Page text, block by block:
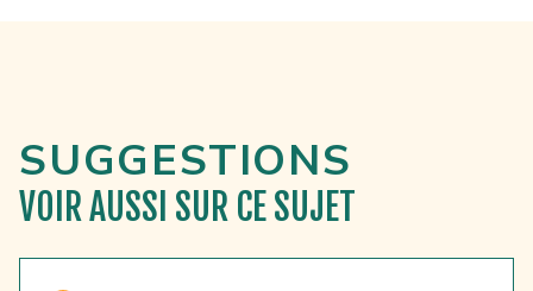
SUGGESTIONS
VOIR AUSSI SUR CE SUJET